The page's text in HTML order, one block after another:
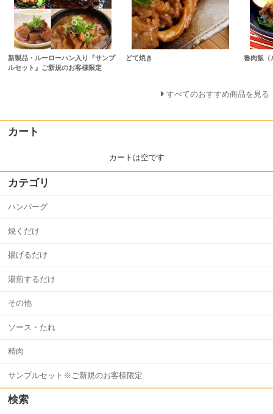
新製品・ルーローハン入り『サンプ
ルセット』ご新規のお客様限定
どて焼き 魯肉飯（
すべてのおすすめ商品を見る
カート
カートは空です
カテゴリ
ハンバーグ
焼くだけ
揚げるだけ
湯煎するだけ
その他
ソース・たれ
精肉
サンプルセット※ご新規のお客様限定
検索